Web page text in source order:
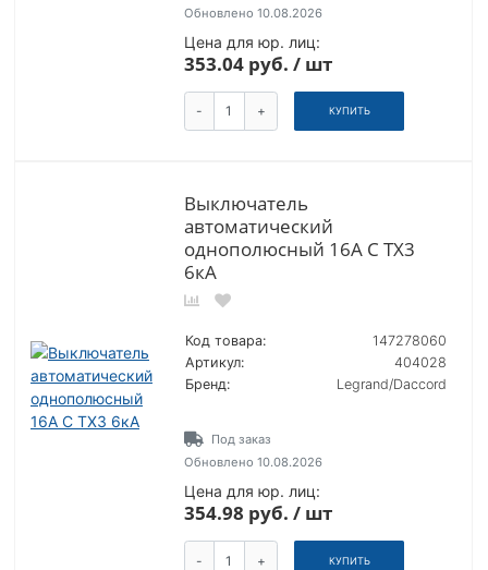
Обновлено 10.08.2026
Цена для юр. лиц:
353.04 руб. / шт
- + КУПИТЬ
Выключатель
автоматический
однополюсный 16А C TX3
6кА
Код товара:
147278060
Артикул:
404028
Бренд:
Legrand/Daccord
Под заказ
Обновлено 10.08.2026
Цена для юр. лиц:
354.98 руб. / шт
- + КУПИТЬ